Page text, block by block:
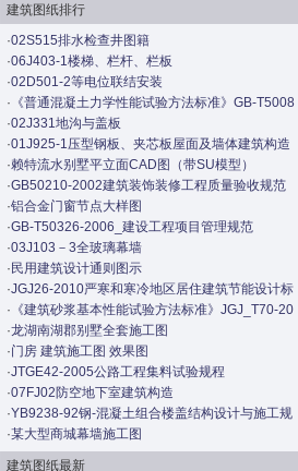
建筑图纸排行
·02S515排水检查井图籍
·06J403-1楼梯、栏杆、栏板
·02D501-2等电位联结安装
· 《普通混凝土力学性能试验方法标准》GB-T5008
·02J331地沟与盖板
·01J925-1压型钢板、夹芯板屋面及墙体建筑构造
·赖特流水别墅平立面CAD图（带SU模型）
·GB50210-2002建筑装饰装修工程质量验收规范
·铝合金门窗节点大样图
·GB-T50326-2006_建设工程项目管理规范
·03J103－3全玻璃幕墙
· 民用建筑设计通则图示
·JGJ26-2010严寒和寒冷地区居住建筑节能设计标
· 《建筑砂浆基本性能试验方法标准》JGJ_T70-20
·龙湖南湖郡别墅全套施工图
·门房 建筑施工图 效果图
·JTGE42-2005公路工程集料试验规程
·07FJ02防空地下室建筑构造
·YB9238-92钢-混凝土组合楼盖结构设计与施工规
·某大型商城幕墙施工图
建筑图纸最新